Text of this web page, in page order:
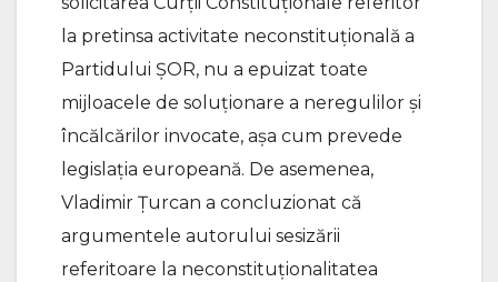
la pretinsa activitate neconstituțională a
Partidului ȘOR, nu a epuizat toate
mijloacele de soluționare a neregulilor și
încălcărilor invocate, așa cum prevede
legislația europeană. De asemenea,
Vladimir Țurcan a concluzionat că
argumentele autorului sesizării
referitoare la neconstituționalitatea